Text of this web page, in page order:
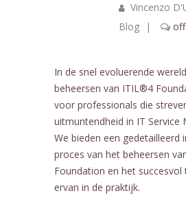
Vincenzo
Blog
| off
In de snel evoluerende
beheersen van ITIL®4
voor professionals die
uitmuntendheid in IT Service
We bieden een gedetailleerd
proces van het beheersen
Foundation en het succesvol
ervan in de praktijk.